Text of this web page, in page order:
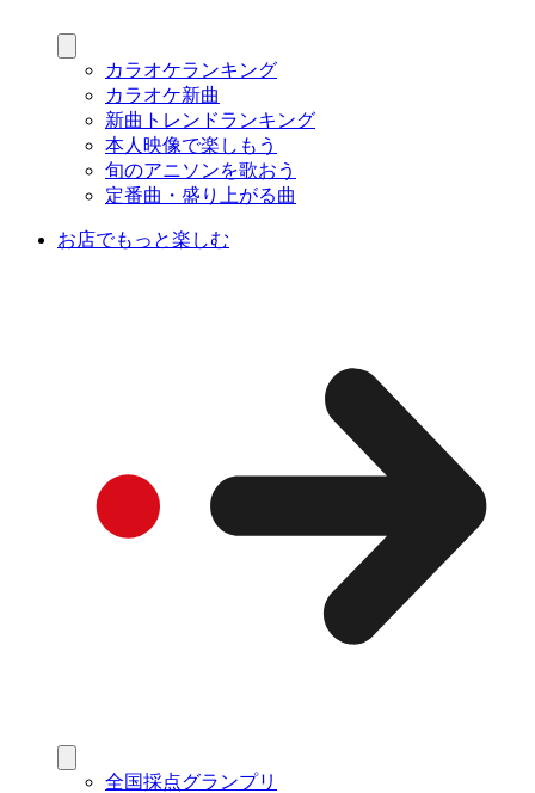
カラオケランキング
カラオケ新曲
新曲トレンドランキング
本人映像で楽しもう
旬のアニソンを歌おう
定番曲・盛り上がる曲
お店でもっと楽しむ
全国採点グランプリ